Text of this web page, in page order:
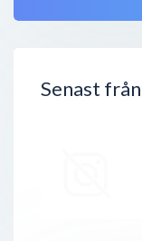
Senast från